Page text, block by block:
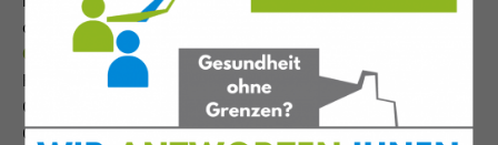
das
deutsch-französische Bündnis für eine
Gesundheitsversorgung ohne Grenze
Hinblick auf einen leichteren Zugang zur
Gesundheitsversorgung für die Bevölkerung in
Grenzregionen zu bündeln.